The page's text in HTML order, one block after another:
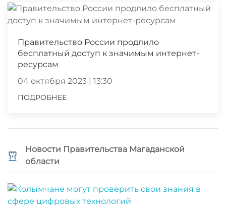
Правительство России продлило
бесплатный доступ к значимым интернет-
ресурсам
04 октября 2023 | 13:30
ПОДРОБНЕЕ
Новости Правительства Магаданской
области